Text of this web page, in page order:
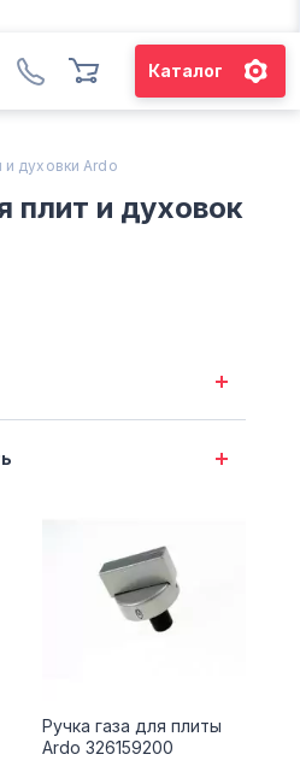
Каталог
- ВТ-СБ, С
00
00
42
и духовки Ardo
плит и духовок
Ручка газа для плиты
Ardo 326159200